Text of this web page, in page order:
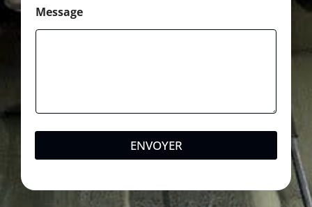
Message
ENVOYER